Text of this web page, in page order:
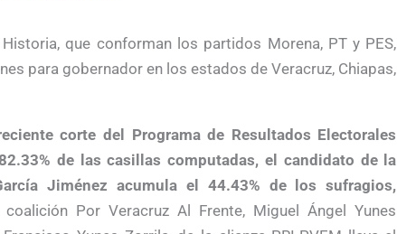
que conforman los partidos Morena, PT y PES,
para gobernador en los estados de Veracruz, Chiapas,
corte del Programa de Resultados Electorales
de las casillas computadas, el candidato de la
Jiménez acumula el 44.43% de los sufragios,
Por Veracruz Al Frente, Miguel Ángel Yunes